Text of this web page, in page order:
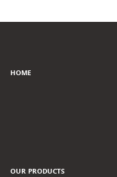
HOME
OUR PRODUCTS